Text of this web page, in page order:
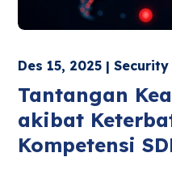
Des 15, 2025 |
Tantangan
akibat
Kompetensi